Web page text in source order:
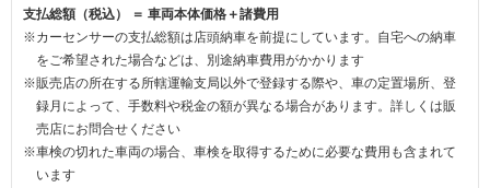
支払総額（税込） ＝ 車両本体価格＋諸費用
※カーセンサーの支払総額は店頭納車を前提にしています。自宅への納車
をご希望された場合などは、別途納車費用がかかります
※販売店の所在する所轄運輸支局以外で登録する際や、車の定置場所、登
録月によって、手数料や税金の額が異なる場合があります。詳しくは販
売店にお問合せください
※車検の切れた車両の場合、車検を取得するために必要な費用も含まれて
います